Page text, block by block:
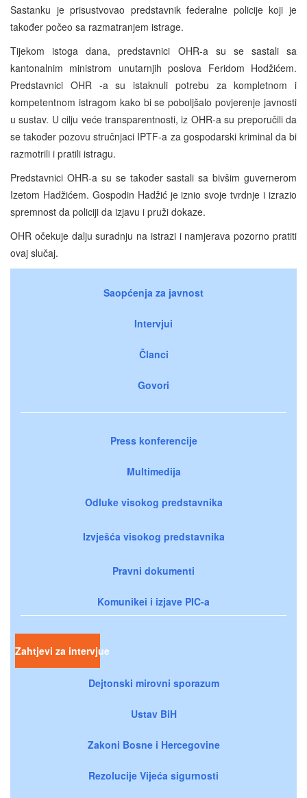
Sastanku je prisustvovao predstavnik federalne policije koji je
također počeo sa razmatranjem istrage.
Tijekom istoga dana, predstavnici OHR-a su se sastali sa
kantonalnim ministrom unutarnjih poslova Feridom Hodžićem.
Predstavnici OHR -a su istaknuli potrebu za kompletnom i
kompetentnom istragom kako bi se poboljšalo povjerenje javnosti
u sustav. U cilju veće transparentnosti, iz OHR-a su preporučili da
se također pozovu stručnjaci IPTF-a za gospodarski kriminal da bi
razmotrili i pratili istragu.
Predstavnici OHR-a su se također sastali sa bivšim guvernerom
Izetom Hadžićem. Gospodin Hadžić je iznio svoje tvrdnje i izrazio
spremnost da policiji da izjavu i pruži dokaze.
OHR očekuje dalju suradnju na istrazi i namjerava pozorno pratiti
ovaj slučaj.
Saopćenja za javnost
Intervjui
Članci
Govori
Press konferencije
Multimedija
Odluke visokog predstavnika
Izvješća visokog predstavnika
Pravni dokumenti
Komunikei i izjave PIC-a
Zahtjevi za intervjue
Dejtonski mirovni sporazum
Ustav BiH
Zakoni Bosne i Hercegovine
Rezolucije Vijeća sigurnosti